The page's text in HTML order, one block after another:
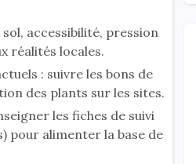
accessibilité, pression
réalités locales.
: suivre les bons de
des plants sur les sites.
les fiches de suivi
pour alimenter la base de